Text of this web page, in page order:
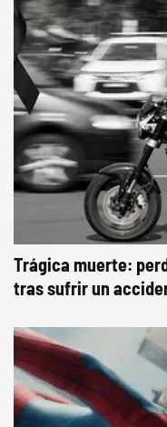
Trágica muerte:
tras sufrir un